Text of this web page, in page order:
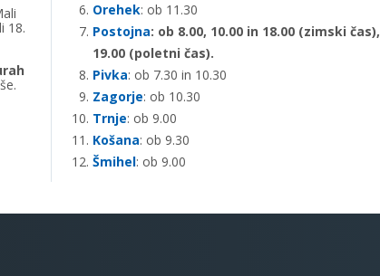
18.
Orehek: ob 11.30
Postojna: ob 8.00, 10.00 in 18.00 (zimski čas),
19.00 (poletni čas).
Pivka: ob 7.30 in 10.30
Zagorje: ob 10.30
Trnje: ob 9.00
Košana: ob 9.30
Šmihel: ob 9.00